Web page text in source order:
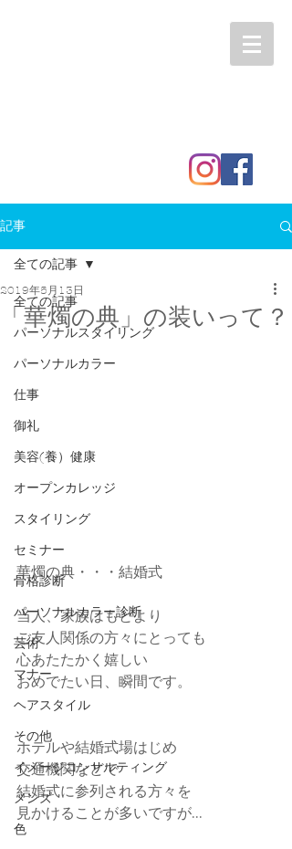
記事
全ての記事
パーソナルスタイリング
パーソナルカラー
仕事
御礼
美容(養）健康
オープンカレッジ
スタイリング
セミナー
骨格診断
パーソナルカラー診断
芸術
マナー
ヘアスタイル
その他
イメージコンサルティング
メンズ
色
全ての記事
「華燭の典」の装いって？
2019年5月13日
華燭の典・・・結婚式
当人、家族はもとより
ご友人関係の方々にとっても
心あたたかく嬉しい
おめでたい日、瞬間です。
ホテルや結婚式場はじめ
交通機関などで
結婚式に参列される方々を
見かけることが多いですが...